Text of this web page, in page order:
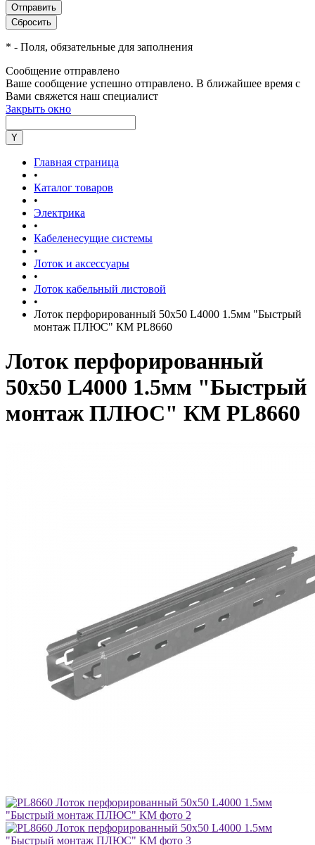
* - Поля, обязательные для заполнения
Сообщение отправлено
Ваше сообщение успешно отправлено. В ближайшее время с
Вами свяжется наш специалист
Закрыть окно
Главная страница
•
Каталог товаров
•
Электрика
•
Кабеленесущие системы
•
Лоток и аксессуары
•
Лоток кабельный листовой
•
Лоток перфорированный 50х50 L4000 1.5мм "Быстрый
монтаж ПЛЮС" КМ PL8660
Лоток перфорированный
50х50 L4000 1.5мм "Быстрый
монтаж ПЛЮС" КМ PL8660